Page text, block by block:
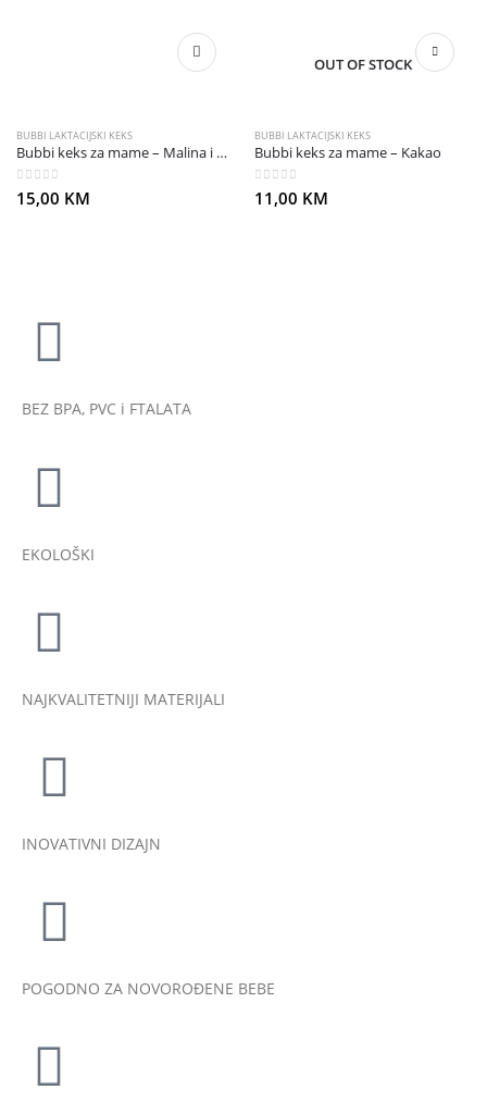
BUBBI LAKTACIJSKI KEKS
Bubbi keks za mame – Malina i bijela čokolada
0 out of 5
15,00 KM
OUT OF STOCK
BUBBI LAKTACIJSKI KEKS
Bubbi keks za mame – Kakao
0 out of 5
11,00 KM
BEZ BPA, PVC i FTALATA
EKOLOŠKI
NAJKVALITETNIJI MATERIJALI
INOVATIVNI DIZAJN
POGODNO ZA NOVOROĐENE BEBE